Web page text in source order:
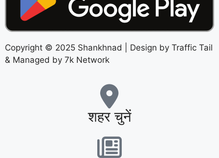
Copyright © 2025 Shankhnad | Design by Traffic Tail
& Managed by 7k Network
शहर चुनें